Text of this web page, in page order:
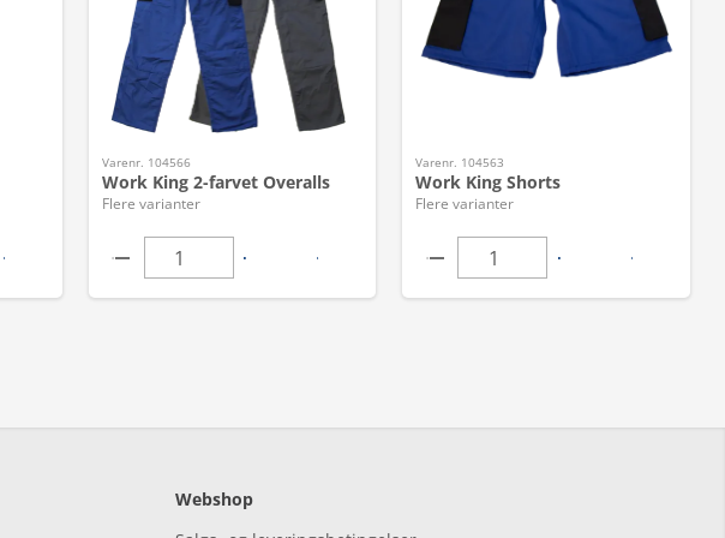
Varenr. 104566
Work King 2-farvet Overalls
Flere varianter
Varenr. 104563
Work King Shorts
Flere varianter
Webshop